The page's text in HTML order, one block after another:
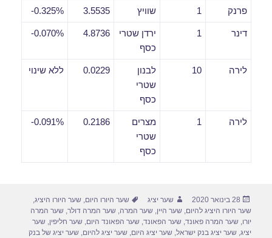
פרנק 1 שוויץ 3.5535
0.325%-
דינר 1
ירדן שטרי
כסף
4.8736
0.070%-
לירה 10
לבנון
שטרי
כסף
0.0229 ללא שינוי
לירה 1
מצרים
שטרי
כסף
0.2186
0.091%-
פורסם
בתאריך
28 בינואר 2020 מחבר
שער יציג תגיות
שער היורו היום,שער היורו היציג,
שער היורו היציג להיום,שער היין,שער המרה,שער המרה דולר,שער המרה
יורו,שער המרה פאונד,שער הפאונד,שער הפאונד היום,שער חליפין,שער
יציג,שער יציג בנק ישראל,שער יציג היום,שער יציג להיום,שער יציג של בנק